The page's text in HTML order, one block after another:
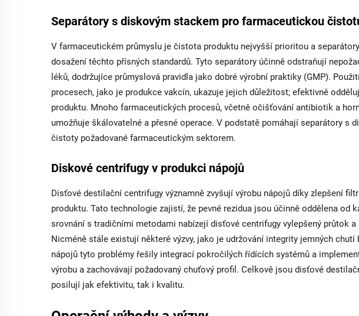
Separátory s diskovým stackem pro farmaceutickou
V farmaceutickém průmyslu je čistota produktu nejvyšší prioritou a
dosažení těchto přísných standardů. Tyto separátory účinně odstraňují
léků, dodržujíce průmyslová pravidla jako dobré výrobní praktiky (GMP).
procesech, jako je produkce vakcín, ukazuje jejich důležitost; efektivně
produktu. Mnoho farmaceutických procesů, včetně očišťování antibiotik a
umožňuje škálovatelné a přesné operace. V podstatě pomáhají separátory s
čistoty požadované farmaceutickým sektorem.
Diskové centrifugy v produkci nápojů
Disťové destilační centrifugy významně zvyšují výrobu nápojů díky zlepšení
produktu. Tato technologie zajistí, že pevné rezidua jsou účinně oddělena od
srovnání s tradičními metodami nabízejí disťové centrifugy vylepšený průtok
Nicméně stále existují některé výzvy, jako je udržování integrity jemných
nápojů tyto problémy řešily integrací pokročilých řídících systémů a
výrobu a zachovávají požadovaný chuťový profil. Celkově jsou disťové
posilují jak efektivitu, tak i kvalitu.